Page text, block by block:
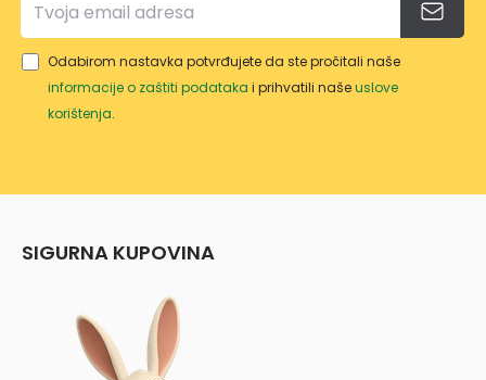
Odabirom nastavka potvrđujete da ste pročitali naše
informacije o zaštiti podataka i prihvatili našeuslove
korištenja.
SIGURNA KUPOVINA